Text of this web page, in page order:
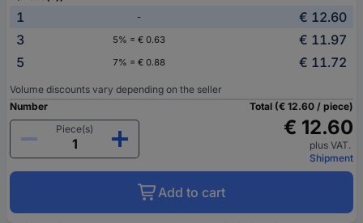
1 -
€ 12.60
3
5% = € 0.63
€ 11.97
5
7% = € 0.88 € 11.72
Volume discounts vary depending on the seller
Number
Piece(s)
Total (€ 12.60 / piece)
€ 12.60
plus VAT.
Shipment
Add to cart